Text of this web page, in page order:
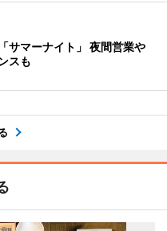
サマーナイト」 夜間営業や
スも